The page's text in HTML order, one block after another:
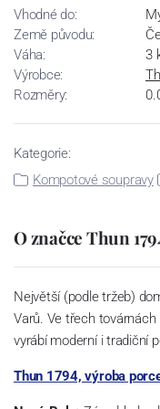
Vhodné do:
Země původu:
Váha:
3
Výrobce:
Rozměry:
Kategorie:
Kompotové soupravy
O značce Thun
Největší (podle tržeb)
Varů. Ve třech továrnách
vyrábí moderní i tradiční
Thun 1794, výroba